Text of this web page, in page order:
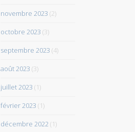
novembre 2023 (2)
octobre 2023 (3)
septembre 2023 (4)
août 2023 (3)
juillet 2023 (1)
février 2023 (1)
décembre 2022 (1)